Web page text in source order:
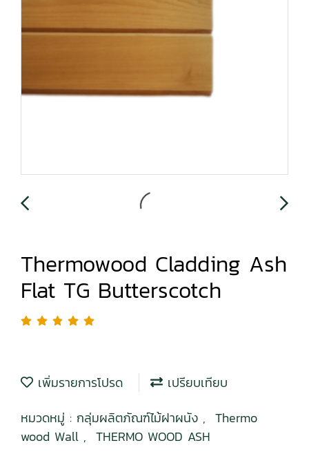
Thermowood Cladding Ash
Flat TG Butterscotch
เพิ่มรายการโปรด
เปรียบเทียบ
หมวดหมู่ : กลุ่มผลิตภัณฑ์ไม้ฝาผนัง , Thermo
wood Wall , THERMO WOOD ASH